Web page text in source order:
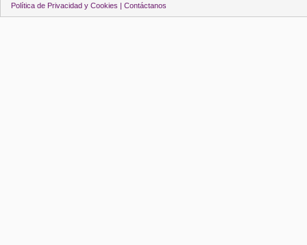
Política de Privacidad y Cookies | Contáctanos